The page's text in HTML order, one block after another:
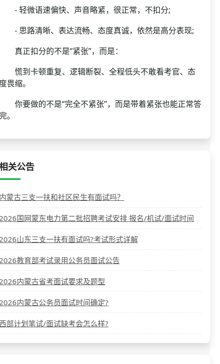
轻微语速偏快、声音略紧，很正常，不扣分;
思路清晰、表达流畅、态度真诚，依然是高分表现;
正扣分的不是“紧张”，而是：
到卡顿重复、逻辑断裂、全程低头不敢看考官、态
畏缩。
要做的不是“完全不紧张”，而是带着紧张也能正常答
。
关公告
蒙古三支一扶和社区民生有面试吗？
国网蒙东电力第二批招聘考试安排 报名/机试/面试时间
山东三支一扶有面试吗?考试形式详解
教育部考试录用公务员面试公告
内蒙古省考面试要求及题型
内蒙古公务员面试时间确定?
部计划笔试/面试缺考会怎么样?